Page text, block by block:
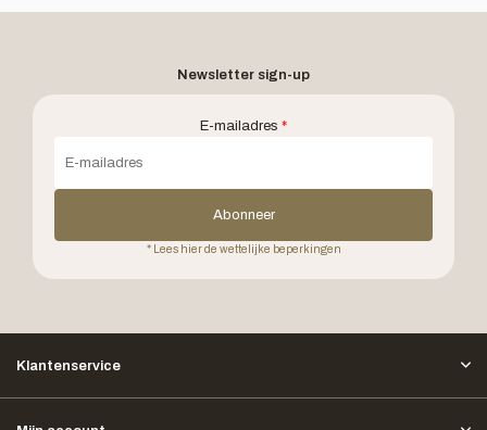
Newsletter sign-up
E-mailadres *
Abonneer
* Lees hier de wettelijke beperkingen
Klantenservice